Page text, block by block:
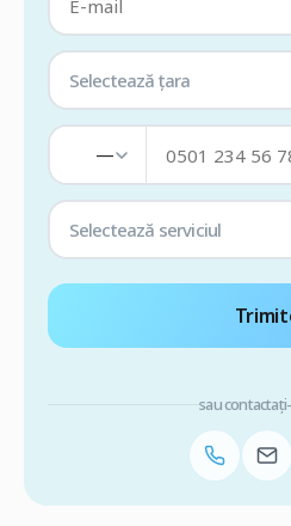
Selectează țara
—
Selectează serviciul
sau